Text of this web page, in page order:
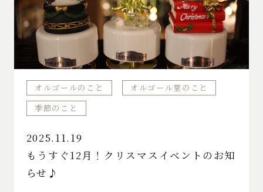
オルゴールのこと
オルゴール堂のこと
季節のこと
2025.11.19
もうすぐ12月！クリスマスイベントのお知
らせ♪